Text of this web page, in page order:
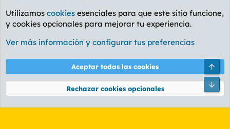
Etiquetas
Cookies
PL OLDSTYLE AMARILLO
Términos y reglas Política de privacidad Ayuda
Community platform by XenForo® © 2010-2026 XenForo Ltd.
Utilizamos cookies esenciales para que este sitio funcione,
y cookies opcionales para mejorar tu experiencia.
Ver más información y configurar tus preferencias
Aceptar todas las cookies
Rechazar cookies opcionales
Pie